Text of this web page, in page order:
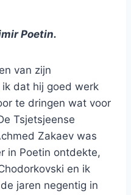
Poetin.
van zijn
dat hij goed werk
te dringen wat voor
Tsjetsjeense
Zakaev was
in Poetin ontdekte,
en ik
jaren negentig in